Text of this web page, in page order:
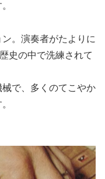
。演奏者がたよりに
史の中で洗練されて
で、多くのてこやか